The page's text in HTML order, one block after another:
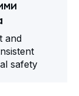
and
safety